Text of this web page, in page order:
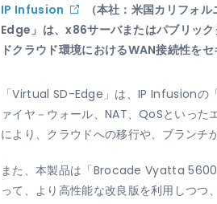
IP Infusion
（本社：米国カリフォ
Edge」は、x86サーバまたはパブリッ
ドクラウド環境におけるWAN接続性をセ
「Virtual SD-Edge」は、IP Infusionの
ァイヤ－ウォール、NAT、QoSといっ
により、クラウドへの移行や、ブランチ
また、本製品は「Brocade Vyatta
って、より高性能な改良版を利用しつつ